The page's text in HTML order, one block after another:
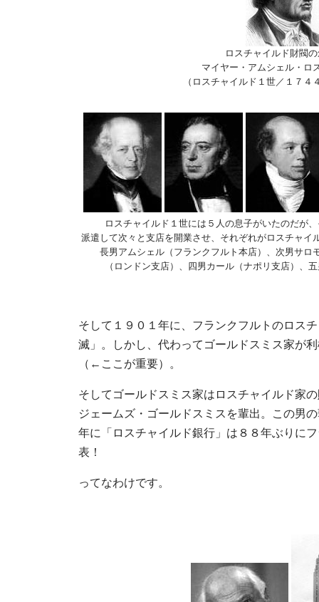
ロスチャイルド財閥
マイヤー・アムシェル・ロ
（ロスチャイルド１世／１７４
ロスチャイルド１世には５人の息子がいたのだが
派遣して次々と支店を開業させ、それぞれがロスチャイ
長男アムシェル（フランクフルト本店）、次男サロ
（ロンドン支店）、四男カール（ナポリ支店）、
そして１９０１年に、フランクフルトのロス
滅」。しかし、代わってゴールドスミス家が
（←ここが重要）。
そしてゴールドスミス家はロスチャイルド家
ジェームズ・ゴールドスミスを輩出。この男
年に「ロスチャイルド銀行」は８８年ぶりに
表！
ってなわけです。